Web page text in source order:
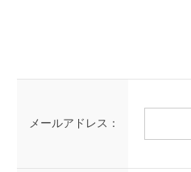
メールアドレス：